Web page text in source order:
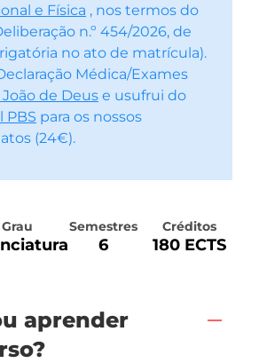
e Física , nos termos do
n.º 454/2026, de
no ato de matrícula).
Médica/Exames
de Deus e usufrui do
PBS para os nossos
(24€).
Grau Semestres
6
Créditos
180 ECTS
aprender